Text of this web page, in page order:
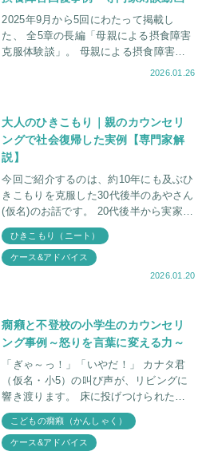
2025年9月から5回にわたって掲載し
た、 全5章の長編「母親による摂食障害
克服体験談」。 母親による摂食障害克
服体験談をもとにした動画です この事2026.01.26
大人のひきこもり｜親のカウンセリ
ングで社会復帰した実例【専門家解
説】
今回ご紹介するのは、約10年にも及ぶひ
きこもりを克服した30代後半のあやさん
(仮名)のお話です。 20代後半から実家に
ひきこもる 親に暴言を吐いたり、物を
投げたりする 娘のことを心配
ひきこもり（ニート）
ケース&アドバイス
2026.01.20
癇癪と不登校の小学生のカウンセリ
ング事例～怒りを言葉に変える力～
「ぎゃ～っ！」「いやだ！」 カナタ君
（仮名・小5）の叫び声が、リビングに
響き渡ります。 床に投げつけられたラ
ンドセル。本が散らばり、壁には叩かれ
た跡が残っていました。 妹のノアちゃ
ん（仮
こどもの癇癪（かんしゃく）
ケース&アドバイス